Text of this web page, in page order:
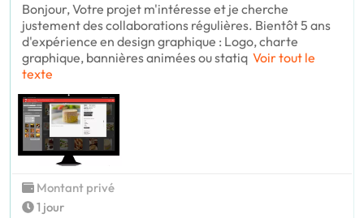
Bonjour, Votre projet m'intéresse et je cherche
justement des collaborations régulières. Bientôt 5 ans
d'expérience en design graphique : Logo, charte
graphique, bannières animées ou statiq Voir tout le
texte
Montant privé
1 jour